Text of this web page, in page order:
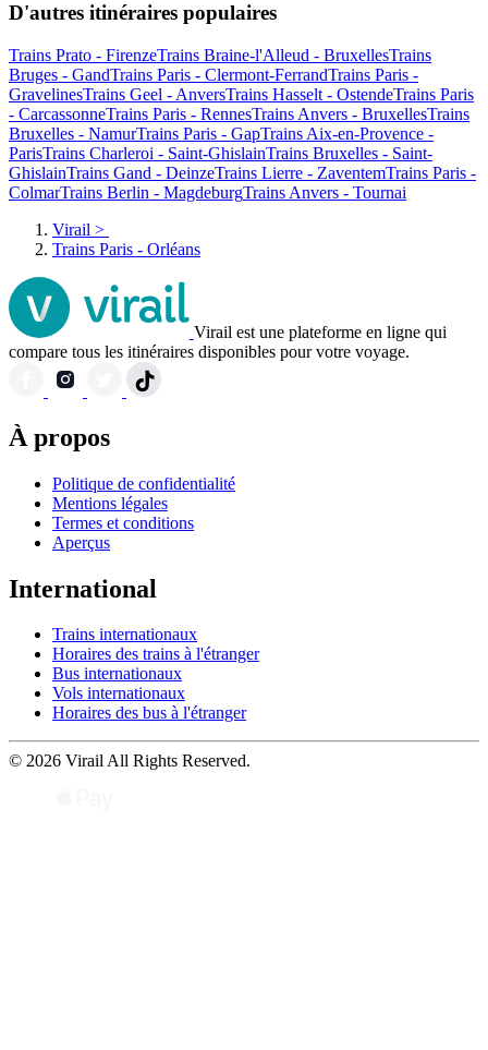
D'autres itinéraires populaires
Trains Prato - FirenzeTrains Braine-l'Alleud - BruxellesTrains
Bruges - GandTrains Paris - Clermont-FerrandTrains Paris -
GravelinesTrains Geel - AnversTrains Hasselt - OstendeTrains Paris
- CarcassonneTrains Paris - RennesTrains Anvers - BruxellesTrains
Bruxelles - NamurTrains Paris - GapTrains Aix-en-Provence -
ParisTrains Charleroi - Saint-GhislainTrains Bruxelles - Saint-
GhislainTrains Gand - DeinzeTrains Lierre - ZaventemTrains Paris -
ColmarTrains Berlin - MagdeburgTrains Anvers - Tournai
Virail >
Trains Paris - Orléans
Virail est une plateforme en ligne qui
compare tous les itinéraires disponibles pour votre voyage.
À propos
Politique de confidentialité
Mentions légales
Termes et conditions
Aperçus
International
Trains internationaux
Horaires des trains à l'étranger
Bus internationaux
Vols internationaux
Horaires des bus à l'étranger
© 2026 Virail All Rights Reserved.